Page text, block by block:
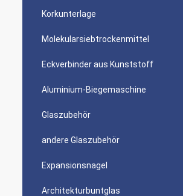
Korkunterlage
Molekularsiebtrockenmittel
Eckverbinder aus Kunststoff
Aluminium-Biegemaschine
Glaszubehör
andere Glaszubehör
Expansionsnagel
Architekturbuntglas